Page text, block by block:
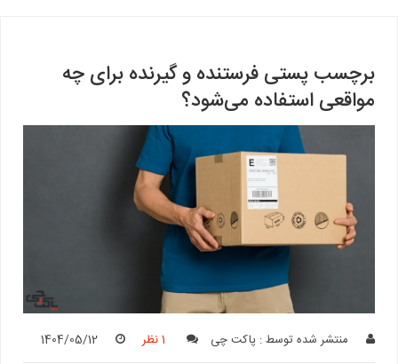
برچسب پستی فرستنده و گیرنده برای چه
مواقعی استفاده می‌شود؟
منتشر شده توسط : پاکت چی 1 نظر 1404/05/12